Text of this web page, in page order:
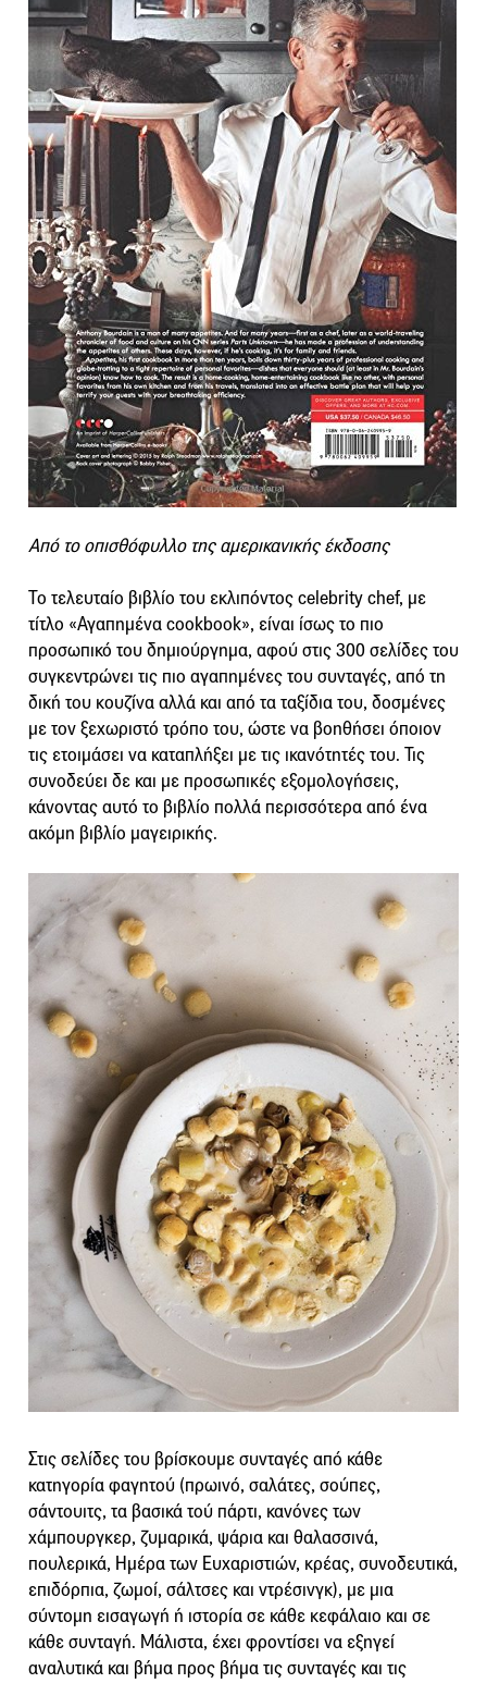
Από το οπισθόφυλλο της αμερικανικής έκδοσης
Το τελευταίο βιβλίο του εκλιπόντος celebrity chef, με
τίτλο «Αγαπημένα cookbook», είναι ίσως το πιο
προσωπικό του δημιούργημα, αφού στις 300 σελίδες του
συγκεντρώνει τις πιο αγαπημένες του συνταγές, από τη
δική του κουζίνα αλλά και από τα ταξίδια του, δοσμένες
με τον ξεχωριστό τρόπο του, ώστε να βοηθήσει όποιον
τις ετοιμάσει να καταπλήξει με τις ικανότητές του. Τις
συνοδεύει δε και με προσωπικές εξομολογήσεις,
κάνοντας αυτό το βιβλίο πολλά περισσότερα από ένα
ακόμη βιβλίο μαγειρικής.
Στις σελίδες του βρίσκουμε συνταγές από κάθε
κατηγορία φαγητού (πρωινό, σαλάτες, σούπες,
σάντουιτς, τα βασικά τού πάρτι, κανόνες των
χάμπουργκερ, ζυμαρικά, ψάρια και θαλασσινά,
πουλερικά, Ημέρα των Ευχαριστιών, κρέας, συνοδευτικά,
επιδόρπια, ζωμοί, σάλτσες και ντρέσινγκ), με μια
σύντομη εισαγωγή ή ιστορία σε κάθε κεφάλαιο και σε
κάθε συνταγή. Μάλιστα, έχει φροντίσει να εξηγεί
αναλυτικά και βήμα προς βήμα τις συνταγές και τις